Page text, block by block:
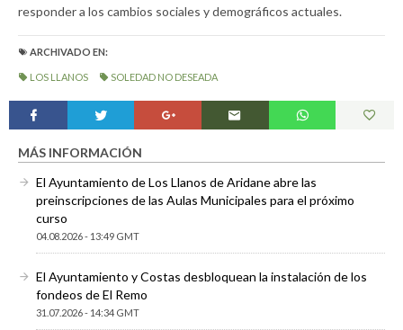
responder a los cambios sociales y demográficos actuales.
ARCHIVADO EN:
LOS LLANOS SOLEDAD NO DESEADA
MÁS INFORMACIÓN
El Ayuntamiento de Los Llanos de Aridane abre las
preinscripciones de las Aulas Municipales para el próximo
curso
04.08.2026 - 13:49 GMT
El Ayuntamiento y Costas desbloquean la instalación de los
fondeos de El Remo
31.07.2026 - 14:34 GMT